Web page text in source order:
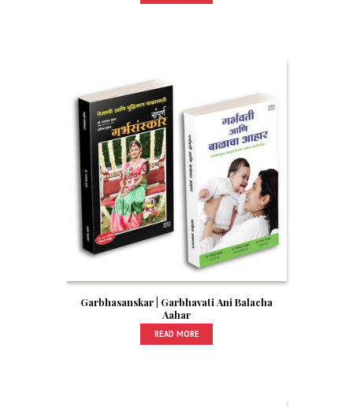
Garbhasanskar | Garbhavati Ani Balacha
Aahar
READ MORE